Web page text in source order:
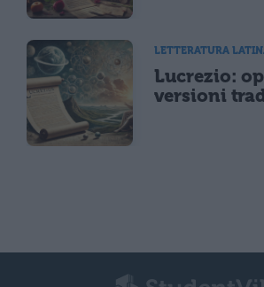
LETTERATURA
Lucrezio:
versioni